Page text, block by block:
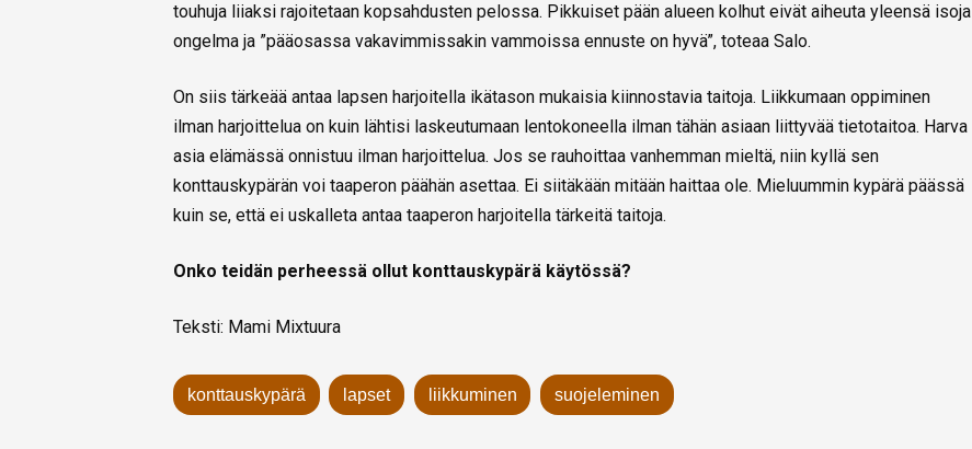
touhuja liiaksi rajoitetaan kopsahdusten pelossa. Pikkuiset pään alueen kolhut eivät aiheuta yleensä isoja
ongelma ja ”pääosassa vakavimmissakin vammoissa ennuste on hyvä”, toteaa Salo.
On siis tärkeää antaa lapsen harjoitella ikätason mukaisia kiinnostavia taitoja. Liikkumaan oppiminen
ilman harjoittelua on kuin lähtisi laskeutumaan lentokoneella ilman tähän asiaan liittyvää tietotaitoa. Harva
asia elämässä onnistuu ilman harjoittelua. Jos se rauhoittaa vanhemman mieltä, niin kyllä sen
konttauskypärän voi taaperon päähän asettaa. Ei siitäkään mitään haittaa ole. Mieluummin kypärä päässä
kuin se, että ei uskalleta antaa taaperon harjoitella tärkeitä taitoja.
Onko teidän perheessä ollut konttauskypärä käytössä?
Teksti: Mami Mixtuura
konttauskypärä lapset liikkuminen suojeleminen